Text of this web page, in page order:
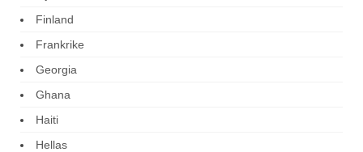
Finland
Frankrike
Georgia
Ghana
Haiti
Hellas